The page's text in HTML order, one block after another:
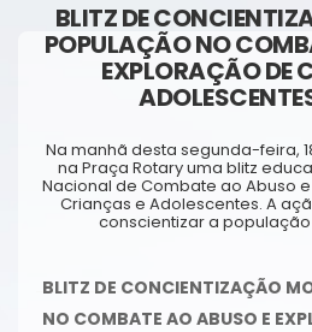
BLITZ DE
POPULAÇÃO NO
EXPLORAÇÃO DE
Na manhã desta segunda-feira,
na Praça Rotary uma blitz
Nacional de Combate ao Abuso
Crianças e Adolescentes. A
conscientizar a
BLITZ DE CONCIENTIZAÇÃO
NO COMBATE AO ABUSO E